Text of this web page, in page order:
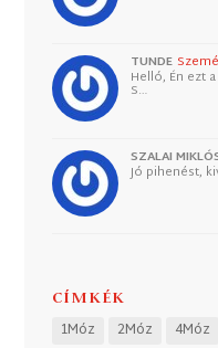
TUNDE
Helló, Én ezt
S…
SZALAI
Jó pihenést,
CÍMKÉK
1Móz 2Móz 4Móz